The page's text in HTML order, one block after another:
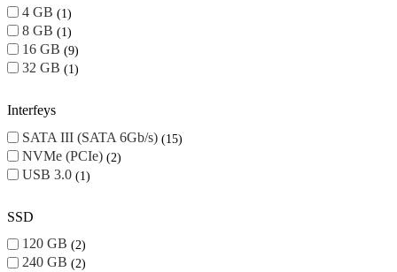
4 GB
1
8 GB 1
16 GB 9
32 GB 1
Interfeys
SATA III (SATA 6Gb/s)
15
NVMe (PCIe) 2
USB 3.0 1
SSD
120 GB
2
240 GB 2